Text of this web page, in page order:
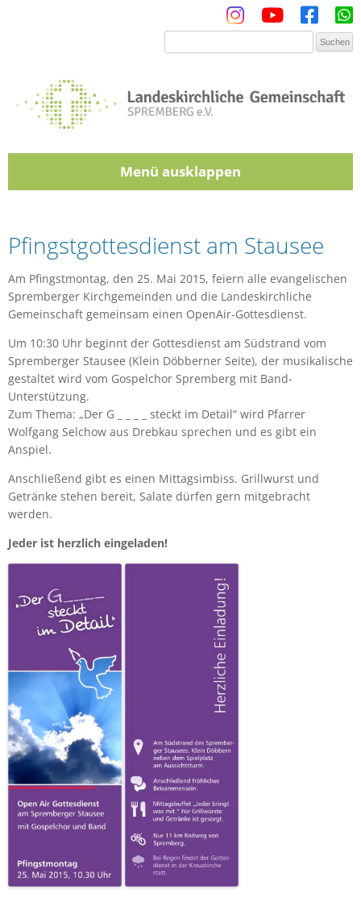
Menü
Pfingstgottesdienst am Stausee
Am Pfingstmontag, den 25. Mai 2015, feiern alle evangelischen
Spremberger Kirchgemeinden und die Landeskirchliche
Gemeinschaft gemeinsam einen OpenAir-Gottesdienst.
Um 10:30 Uhr beginnt der Gottesdienst am Südstrand vom
Spremberger Stausee (Klein Döbberner Seite), der musikalische
gestaltet wird vom Gospelchor Spremberg mit Band-
Unterstützung.
Zum Thema: „Der G _ _ _ _ steckt im Detail“ wird Pfarrer
Wolfgang Selchow aus Drebkau sprechen und es gibt ein
Anspiel.
Anschließend gibt es einen Mittagsimbiss. Grillwurst und
Getränke stehen bereit, Salate dürfen gern mitgebracht
werden.
Jeder ist herzlich eingeladen!